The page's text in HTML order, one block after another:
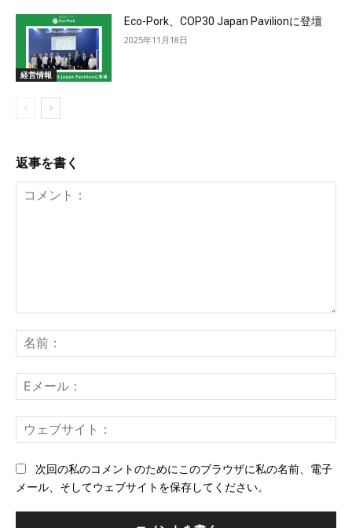
経営情報
Eco-Pork、COP30 Japan Pavilionに登壇
2025年11月18日
返事を書く
ン
ト：
前
メ
ー
ェ
次回の私のコメントのためにこのブラウザに私の名前、電子
メール、そしてウェブサイトを保存してください。